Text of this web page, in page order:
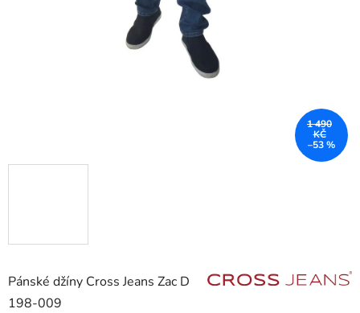
Pánské džíny Cross Jeans Zac D
198-009
1 490
KČ
–53 %